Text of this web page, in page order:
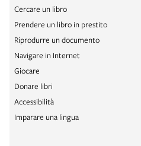
Cercare un libro
Prendere un libro in prestito
Riprodurre un documento
Navigare in Internet
Giocare
Donare libri
Accessibilità
Imparare una lingua